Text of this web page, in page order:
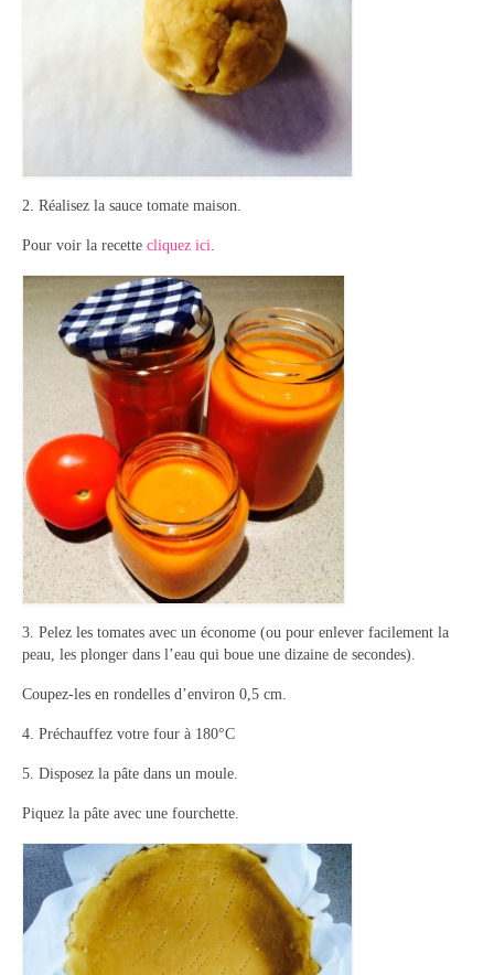
Panna cotta Tiramisu
Divers desserts
Sans alcool
Cocktails
A propos
Accueil
2. Réalisez la sauce tomate maison.
Pour voir la recette cliquez ici
3. Pelez les tomates avec un économe (ou pour enlever facilement la
peau, les plonger dans l’eau qui boue une dizaine de secondes).
Coupez-les en rondelles d’environ 0,5 cm.
4. Préchauffez votre four à 180°C
5. Disposez la pâte dans un moule.
Piquez la pâte avec une fourchette.